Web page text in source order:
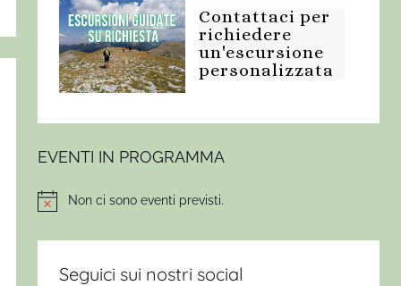
Contattaci per
richiedere
un'escursione
personalizzata
EVENTI IN PROGRAMMA
NoticeNon ci sono eventi previsti.
Seguici sui nostri social